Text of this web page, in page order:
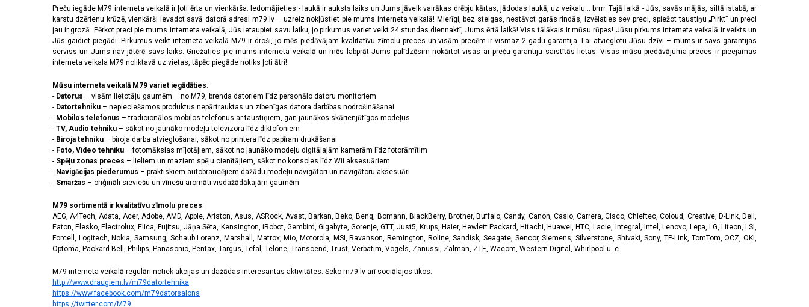
2520 x 1080 pikseļi (4)
2532 x 1170 pikseļi
(11)
2556 x 1179 pikseļi (14)
2608 x 1200 pikseļi (2)
2622 x 1206 pikseļi (3)
2670 x 1200 pikseļi (3)
2712 x 1220 pikseļi (8)
2772 x 1280 pikseļi (1)
2778 x 1284 pikseļi (5)
2780 x 1264 pikseļi
(1)
2796 x 1290 pikseļi
(11)
2800 x 1272 pikseļi (1)
2800 x 1280 pikseļi (2)
2868 x 1320 pikseļi
3120 x 1440 pikseļi (42)
320 x 240 pikseļi (14)
3200 x 1140 pikseļi (1)
720 x 1600 pikseļi
(2)
Skārienjūtīgais
Preču iegāde M79 interneta veikalā ir ļoti ērta un vienkārša. Iedomājieties - laukā ir auksts laiks un Jums jāvelk vairākas drēbju kārtas, jādodas laukā, uz veikalu... brrrr. Tajā laikā - Jūs, savās mājās, siltā istabā, ar
karstu dzērienu krūzē, vienkārši ievadot savā datorā adresi m79.lv – uzreiz nokļūstiet pie mums interneta veikalā! Mierīgi, bez steigas, nestāvot garās rindās, izvēlaties sev preci, spiežot taustiņu „Pirkt” un preci
jau ir grozā. Pērkot preci pie mums interneta veikalā, Jūs ietaupiet savu laiku, jo pirkumus variet veikt 24 stundas diennaktī, Jums ērtā laikā! Viss tālākais ir mūsu rūpes! Jūsu pirkums interneta veikalā ir veikts un
Jūs gaidiet piegādi. Pirkumus veikt interneta veikalā M79 ir droši, jo mēs piedāvājam kvalitatīvu zīmolu preces un visām precēm ir vismaz 2 gadu garantija. Lai atvieglotu Jūsu dzīvi – mums ir savs garantijas
serviss un Jums nav jātērē savs laiks. Griežaties pie mums interneta veikalā un mēs labprāt Jums palīdzēsim nokārtot visas ar preču garantiju saistītās lietas. Visas mūsu piedāvājuma preces ir pieejamas
interneta veikala M79 noliktavā uz vietas, tāpēc piegāde notiks ļoti ātri!
Mūsu interneta veikalā M79 variet iegādāties:
- Datorus – visām lietotāju gaumēm – no M79, brenda datoriem līdz personālo datoru monitoriem
- Datortehniku – nepieciešamos produktus nepārtrauktas un zibenīgas datora darbības nodrošināšanai
- Mobilos telefonus – tradicionālos mobilos telefonus ar taustiņiem, gan jaunākos skārienjūtīgos modeļus
- TV, Audio tehniku – sākot no jaunāko modeļu televizora līdz diktofoniem
- Biroja tehniku – biroja darba atvieglošanai, sākot no printera līdz papīram drukāšanai
- Foto, Video tehniku – fotomākslas mīļotājiem, sākot no jaunāko modeļu digitālajām kamerām līdz fotorāmītim
- Spēļu zonas preces – lieliem un maziem spēļu cienītājiem, sākot no konsoles līdz Wii aksesuāriem
- Navigācijas piederumus – praktiskiem autobraucējiem dažādu modeļu navigātori un navigātoru aksesuāri
- Smaržas – oriģināli sieviešu un vīriešu aromāti visdažādākajām gaumēm
M79 sortimentā ir kvalitatīvu zīmolu preces:
AEG, A4Tech, Adata, Acer, Adobe, AMD, Apple, Ariston, Asus, ASRock, Avast, Barkan, Beko, Benq, Bomann, BlackBerry, Brother, Buffalo, Candy, Canon, Casio, Carrera, Cisco, Chieftec, Coloud, Creative, D-Link, Dell,
Eaton, Elesko, Electrolux, Elica, Fujitsu, Jāņa Sēta, Kensington, iRobot, Gembird, Gigabyte, Gorenje, GTT, Just5, Krups, Haier, Hewlett Packard, Hitachi, Huawei, HTC, Lacie, Integral, Intel, Lenovo, Lepa, LG, Liteon, LSI,
Forcell, Logitech, Nokia, Samsung, Schaub Lorenz, Marshall, Matrox, Mio, Motorola, MSI, Ravanson, Remington, Roline, Sandisk, Seagate, Sencor, Siemens, Silverstone, Shivaki, Sony, TP-Link, TomTom, OCZ, OKI,
Optoma, Packard Bell, Philips, Panasonic, Pentax, Targus, Tefal, Telone, Transcend, Trust, Verbatim, Vogels, Zanussi, Zalman, ZTE, Wacom, Western Digital, Whirlpool u. c.
M79 interneta veikalā regulāri notiek akcijas un dažādas interesantas aktivitātes. Seko m79.lv arī sociālajos tīkos:
http://www.draugiem.lv/m79datortehnika
https://www.facebook.com/m79datorsalons
https://twitter.com/M79